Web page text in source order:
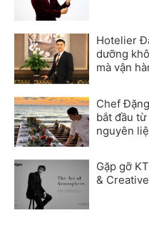
Hotelier
dưỡng
mà vận
Chef
bắt đầu
nguyên
Gặp gỡ
&